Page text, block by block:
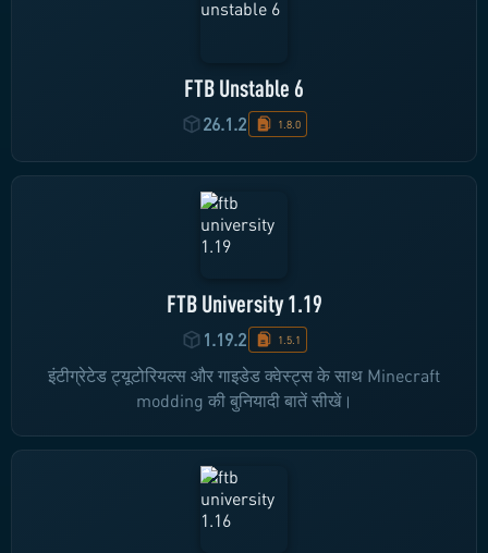
FTB Unstable 6
26.1.2 1.8.0
FTB University 1.19
1.19.2 1.5.1
इंटीग्रेटेड ट्यूटोरियल्स और गाइडेड क्वेस्ट्स के साथ Minecraft
modding की बुनियादी बातें सीखें।